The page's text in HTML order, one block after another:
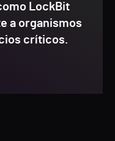
LockBit
a organismos
críticos.